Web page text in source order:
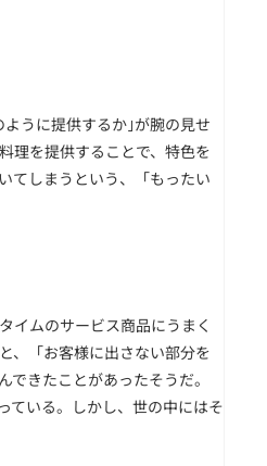
うに提供するか｣が腕の見せ
理を提供することで、特色を
てしまうという、「もったい
イムのサービス商品にうまく
、「お客様に出さない部分を
きたことがあったそうだ。
ている。しかし、世の中にはそ